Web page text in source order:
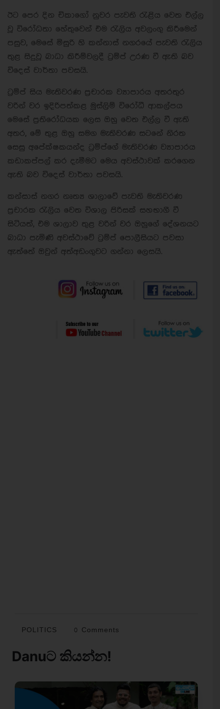
ඊට පෙර දින චිකාගෝ නුවර පැවති රැළිය වෙත එල්ල
වූ විරෝධතා හේතුවෙන් එම රැලිය අවලංගු කිරීමෙන්
පසුව, මෙසේ මිසුරි හි කන්නාස් නගරයේ පැවති රැලිය
තුළ සිදුවූ බාධා කිරීම්වලදී ට්‍රම්ප් උරණ වී ඇති බව
විදෙස් වාර්තා පවසයි.
ට්‍රම්ප් සිය මැතිවරණ ප්‍රචාරක ව්‍යාපාරය අතරතුර
වරින් වර ඉදිරිපත්කළ මුස්ලිම් විරෝධී ආකල්පය
මෙසේ ප්‍රතිරෝධයක ලෙස ඔහු වෙත එල්ල වී ඇති
අතර, මේ තුළ ඔහු සමග මැතිවරණ සටනේ නිරත
සෙසු අපේක්ෂකයන්ද ට්‍රම්ප්ගේ මැතිවරණ ව්‍යාපාරය
කඩාකප්පල් කර දැමීමට මෙය අවස්ථාවක් කරගෙන
ඇති බව විදෙස් වාර්තා පවසයි.
කන්සාස් නගර නෘත්‍ය ශාලාවේ පැවති මැතිවරණ
ප්‍රචාරක රැලිය වෙත විශාල පිරිසක් සහභාගී වී
සිටියත්, එම ශාලාව තුළ වරින් වර ඔහුගේ දේශනයට
බාධා පැමිණි අවස්ථාවේ ට්‍රම්ප් පොලීසියට පවසා
ඇත්තේ ඔවුන් අත්අඩංගුවට ගන්නා ලෙසයි.
POLITICS 0 Comments